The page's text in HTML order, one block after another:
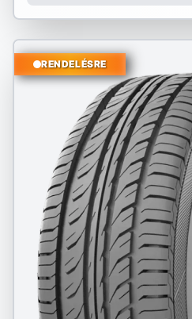
RENDELÉSRE